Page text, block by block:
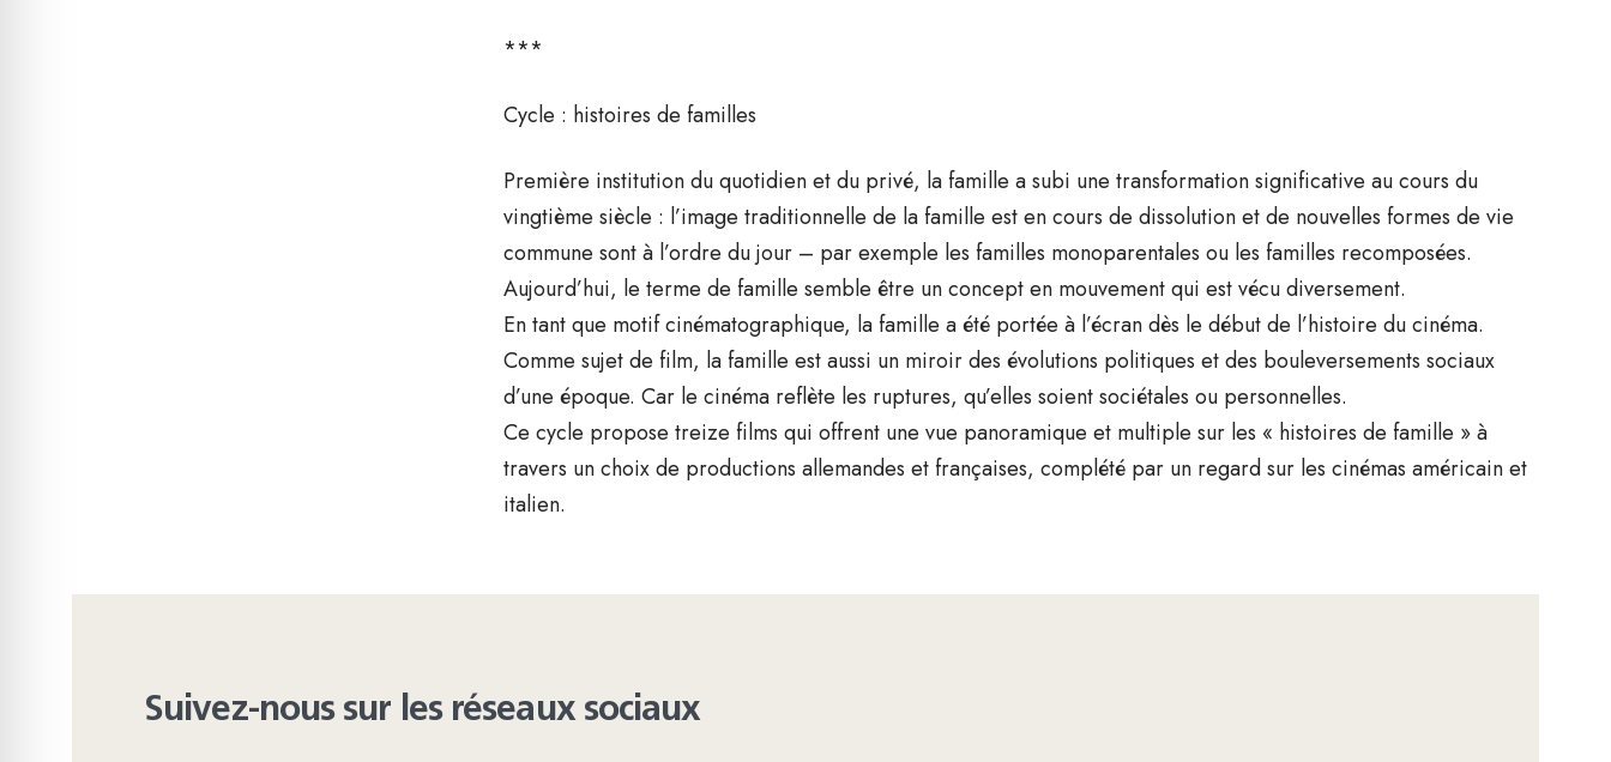
***
Cycle : histoires de familles
Première institution du quotidien et du privé, la famille a subi une transformation significative au cours du
vingtième siècle : l’image traditionnelle de la famille est en cours de dissolution et de nouvelles formes de vie
commune sont à l’ordre du jour – par exemple les familles monoparentales ou les familles recomposées.
Aujourd’hui, le terme de famille semble être un concept en mouvement qui est vécu diversement.
En tant que motif cinématographique, la famille a été portée à l’écran dès le début de l’histoire du cinéma.
Comme sujet de film, la famille est aussi un miroir des évolutions politiques et des bouleversements sociaux
d’une époque. Car le cinéma reflète les ruptures, qu’elles soient sociétales ou personnelles.
Ce cycle propose treize films qui offrent une vue panoramique et multiple sur les « histoires de famille » à
travers un choix de productions allemandes et françaises, complété par un regard sur les cinémas américain et
italien.
Suivez-nous sur les réseaux sociaux